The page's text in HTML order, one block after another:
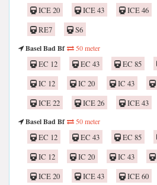
ICE 20
ICE 43 ICE 46
RE7
S6
Basel Bad Bf
50 meter
EC 12 EC 43 EC 85
IC 12
IC 20 IC 43
ICE 22
ICE 26 ICE 43
Basel Bad Bf
50 meter
EC 12 EC 43 EC 85
IC 12
IC 20 IC 43
ICE 20
ICE 43 ICE 60